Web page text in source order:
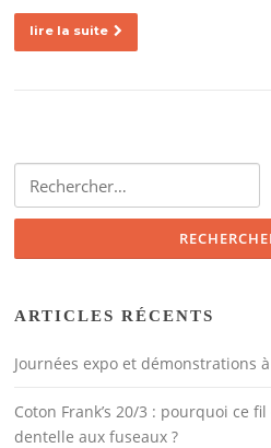
lire la suite
ARTICLES RÉCENTS
Journées expo et démonstrations
Coton Frank’s 20/3 : pourquoi ce
dentelle aux fuseaux ?